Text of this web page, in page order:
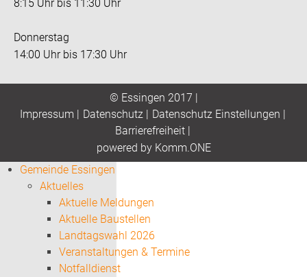
8:15 Uhr bis 11:30 Uhr
Donnerstag
14:00 Uhr bis 17:30 Uhr
© Essingen 2017 |
Impressum | Datenschutz| Datenschutz Einstellungen |
Barrierefreiheit|
powered by Komm.ONE
Gemeinde Essingen
Aktuelles
Aktuelle Meldungen
Aktuelle Baustellen
Landtagswahl 2026
Veranstaltungen & Termine
Notfalldienst